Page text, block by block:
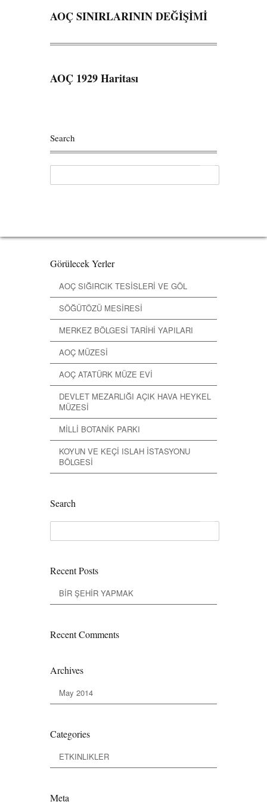
AOÇ SINIRLARININ DEĞİŞİMİ
AOÇ 1929 Haritası
Search
Görülecek Yerler
AOÇ SIĞIRCIK TESİSLERİ VE GÖL
SÖĞÜTÖZÜ MESİRESİ
MERKEZ BÖLGESİ TARİHİ YAPILARI
AOÇ MÜZESİ
AOÇ ATATÜRK MÜZE EVİ
DEVLET MEZARLIĞI AÇIK HAVA HEYKEL
MÜZESİ
MİLLİ BOTANİK PARKI
KOYUN VE KEÇİ ISLAH İSTASYONU
BÖLGESİ
Search
Recent Posts
BİR ŞEHİR YAPMAK
Recent Comments
Archives
May 2014
Categories
ETKINLIKLER
Meta